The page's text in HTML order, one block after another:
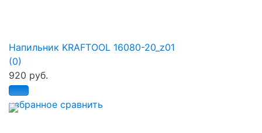
избранное сравнить
Напильник KRAFTOOL 16080-20_z01
(0)
920 руб.